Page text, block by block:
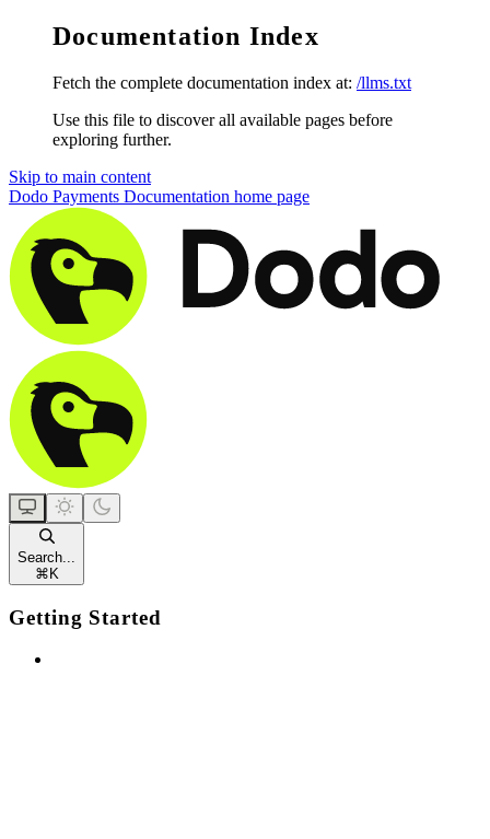
Documentation Index
Fetch the complete documentation index at: /llms.txt
Use this file to discover all available pages before
exploring further.
Skip to main content
Dodo Payments Documentation home page
Search...
⌘ K
Getting Started